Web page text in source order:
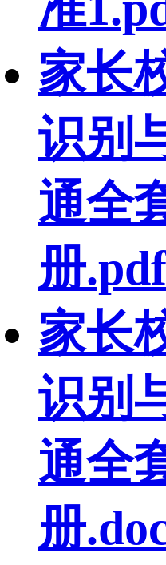
家长
识别
通全
册.pdf
家长
识别
通全
册